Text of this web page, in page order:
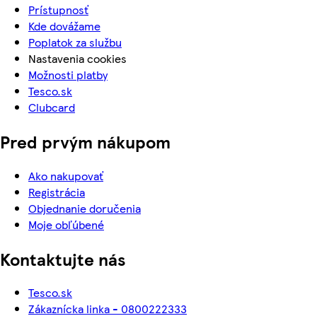
Prístupnosť
Kde dovážame
Poplatok za službu
Nastavenia cookies
Možnosti platby
Tesco.sk
Clubcard
Pred prvým nákupom
Ako nakupovať
Registrácia
Objednanie doručenia
Moje obľúbené
Kontaktujte nás
Tesco.sk
Zákaznícka linka - 0800222333